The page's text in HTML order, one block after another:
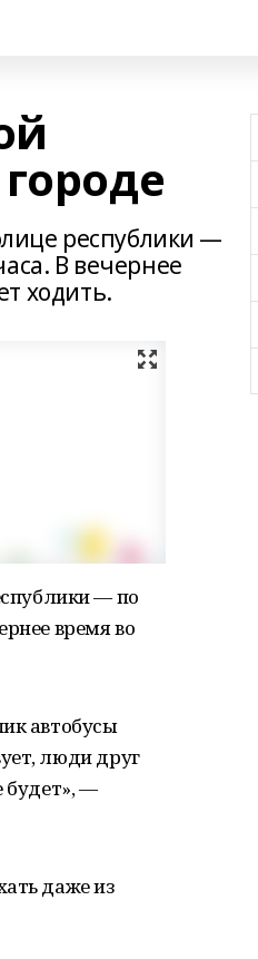
республики —
В вечернее
ходить.
— по
время во
автобусы
люди друг
будет», —
даже из